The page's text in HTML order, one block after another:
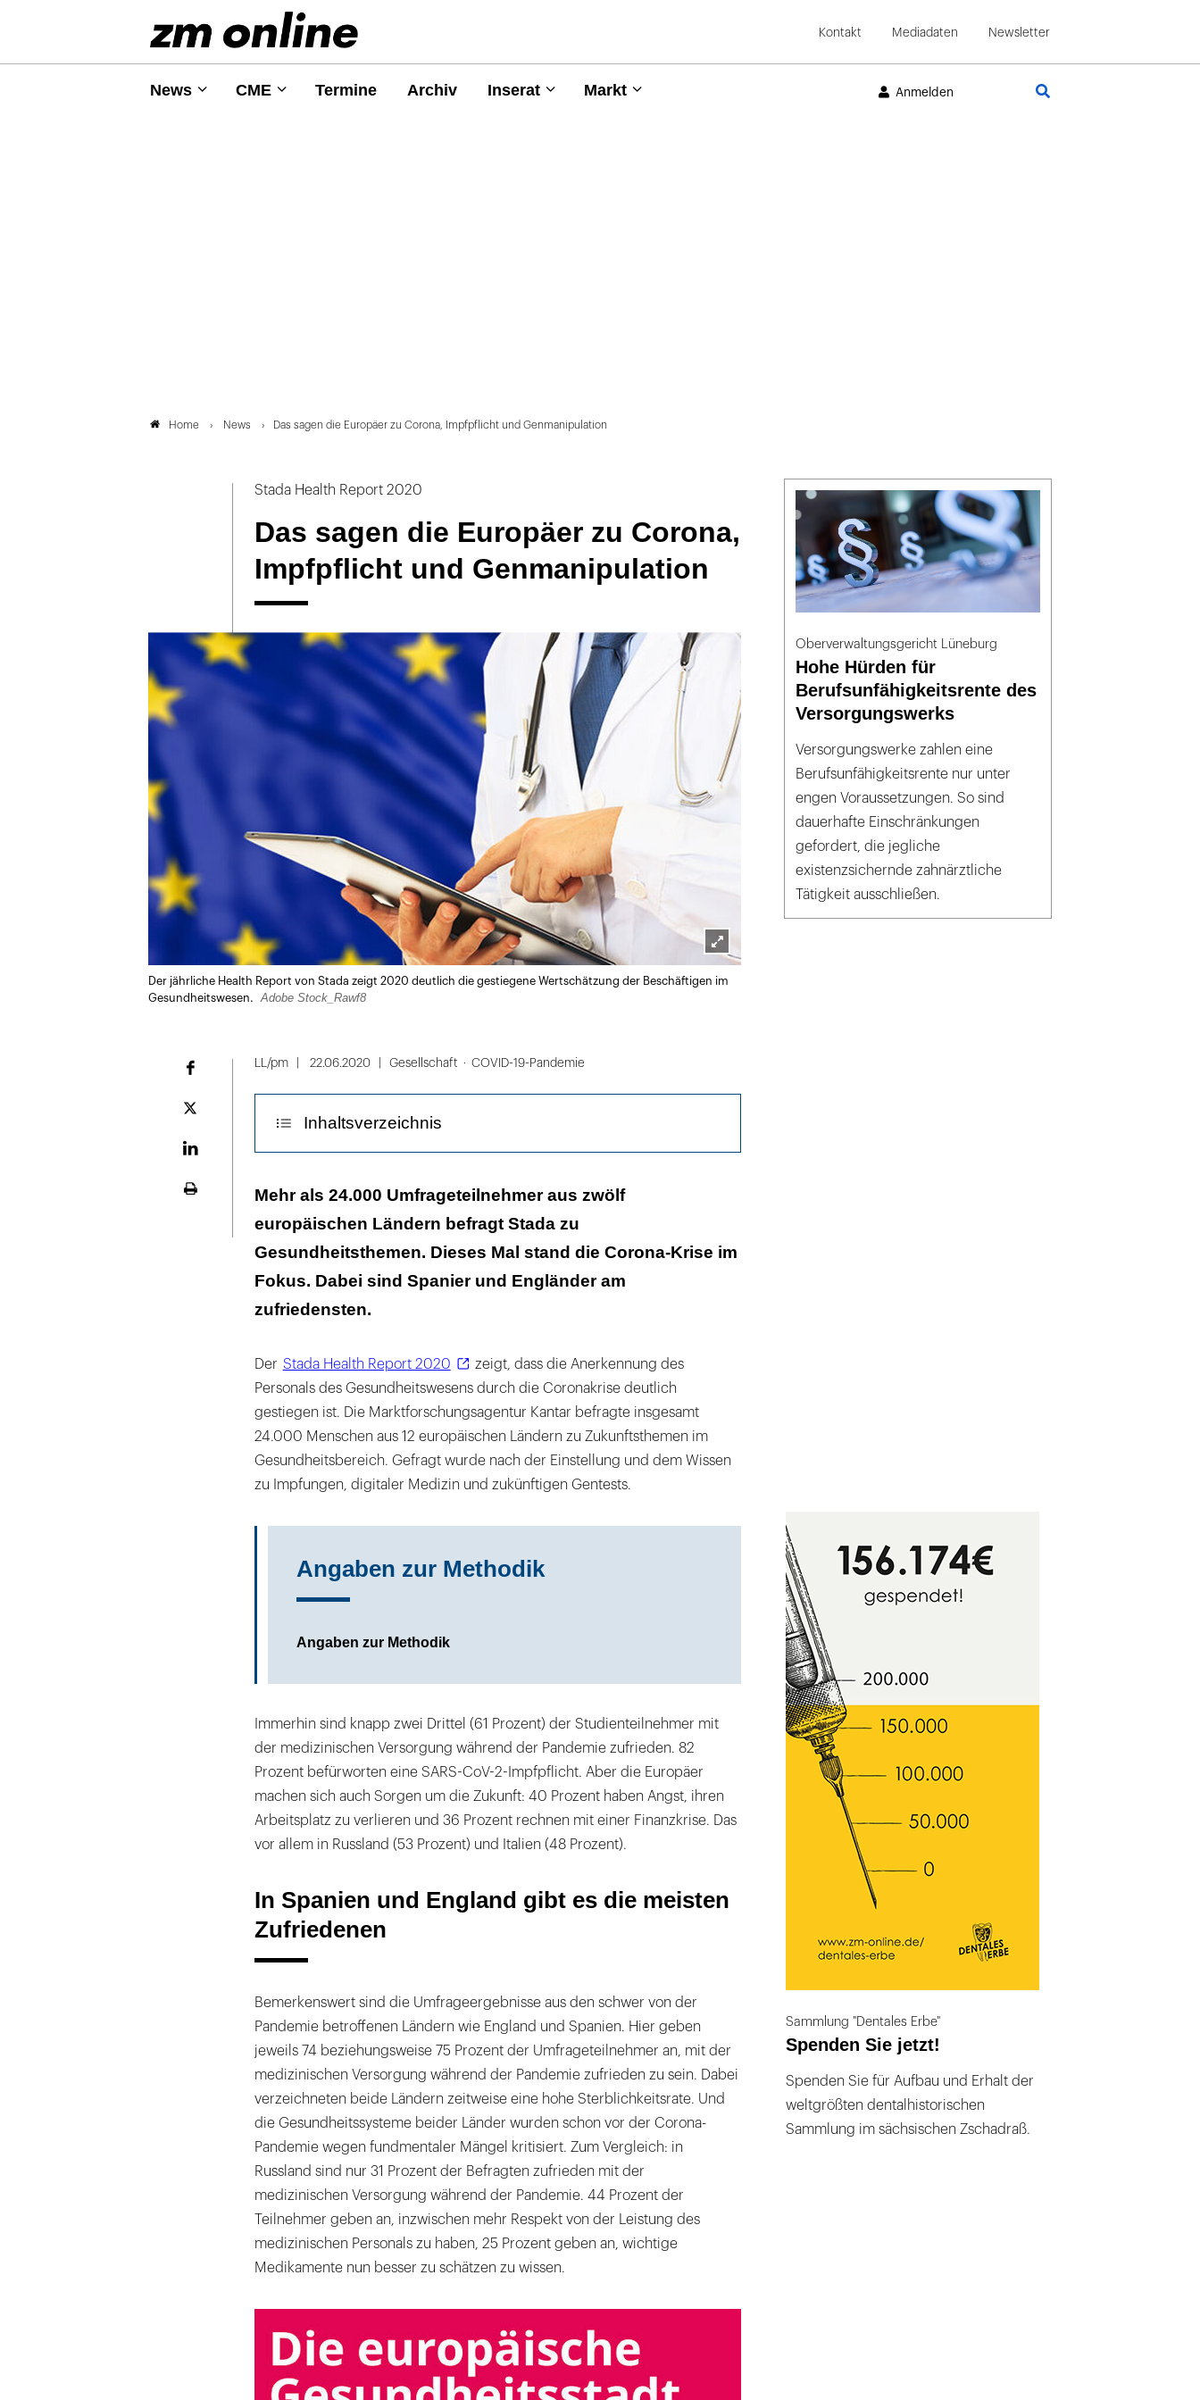
Kontakt Mediadaten Newsletter
News CME Termine Archiv Inserat Markt Anmelden
Home News Das sagen die Europäer zu Corona, Impfpflicht und Genmanipulation
Stada Health Report 2020
Das sagen die Europäer zu Corona,
Impfpflicht und Genmanipulation
Lightbox
öffnen
Der jährliche Health Report von Stada zeigt 2020 deutlich die gestiegene Wertschätzung der Beschäftigen im
Gesundheitswesen.
Adobe Stock_Rawf8
Plattform
LL/pm 22.06.2020 Gesellschaft COVID-19-Pandemie
Inhaltsverzeichnis
In Spanien und England gibt es die meisten Zufriedenen
Gentechnik bleibt ein Tabu-Thema
Mehr als 24.000 Umfrageteilnehmer aus zwölf
europäischen Ländern befragt Stada zu
Gesundheitsthemen. Dieses Mal stand die Corona-Krise im
Fokus. Dabei sind Spanier und Engländer am
zufriedensten.
Der Stada Health Report 2020
zeigt, dass die Anerkennung des
Personals des Gesundheitswesens durch die Coronakrise deutlich
gestiegen ist. Die Marktforschungsagentur Kantar befragte insgesamt
24.000 Menschen aus 12 europäischen Ländern zu Zukunftsthemen im
Gesundheitsbereich. Gefragt wurde nach der Einstellung und dem Wissen
zu Impfungen, digitaler Medizin und zukünftigen Gentests.
Angaben zur Methodik
Angaben zur Methodik
Immerhin sind knapp zwei Drittel (61 Prozent) der Studienteilnehmer mit
der medizinischen Versorgung während der Pandemie zufrieden. 82
Prozent befürworten eine SARS-CoV-2-Impfpflicht. Aber die Europäer
machen sich auch Sorgen um die Zukunft: 40 Prozent haben Angst, ihren
Arbeitsplatz zu verlieren und 36 Prozent rechnen mit einer Finanzkrise. Das
vor allem in Russland (53 Prozent) und Italien (48 Prozent).
In Spanien und England gibt es die meisten
Zufriedenen
Bemerkenswert sind die Umfrageergebnisse aus den schwer von der
Pandemie betroffenen Ländern wie England und Spanien. Hier geben
jeweils 74 beziehungsweise 75 Prozent der Umfrageteilnehmer an, mit der
medizinischen Versorgung während der Pandemie zufrieden zu sein. Dabei
verzeichneten beide Ländern zeitweise eine hohe Sterblichkeitsrate. Und
die Gesundheitssysteme beider Länder wurden schon vor der Corona-
Pandemie wegen fundmentaler Mängel kritisiert. Zum Vergleich: in
Russland sind nur 31 Prozent der Befragten zufrieden mit der
medizinischen Versorgung während der Pandemie. 44 Prozent der
Teilnehmer geben an, inzwischen mehr Respekt von der Leistung des
medizinischen Personals zu haben, 25 Prozent geben an, wichtige
Medikamente nun besser zu schätzen zu wissen.
Oberverwaltungsgericht Lüneburg
Hohe Hürden für
Berufsunfähigkeitsrente des
Versorgungswerks
Versorgungswerke zahlen eine
Berufsunfähigkeitsrente nur unter
engen Voraussetzungen. So sind
dauerhafte Einschränkungen
gefordert, die jegliche
existenzsichernde zahnärztliche
Tätigkeit ausschließen.
Sammlung "Dentales Erbe"
Spenden Sie jetzt!
Spenden Sie für Aufbau und Erhalt der
weltgrößten dentalhistorischen
Sammlung im sächsischen Zschadraß.